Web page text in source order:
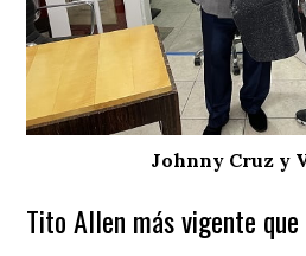
Johnny Cruz y
Tito Allen más vigente que